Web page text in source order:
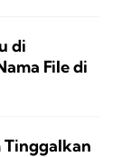
di
File di